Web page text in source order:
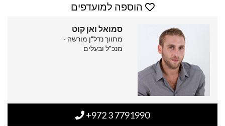
הוספה למועדפים
סמואל ואן קוט
מתווך נדל"ן מורשה -
מנכ"ל ובעלים
+972 3 7791990